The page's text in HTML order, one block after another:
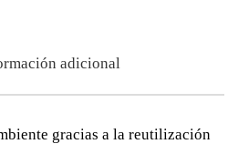
adicional
gracias a la reutilización